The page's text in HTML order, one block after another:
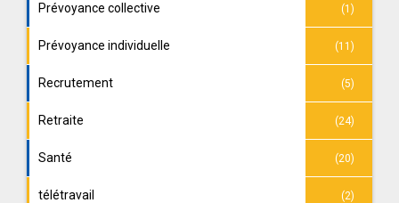
Prévoyance collective (1)
Prévoyance individuelle (11)
Recrutement (5)
Retraite (24)
Santé (20)
télétravail (2)